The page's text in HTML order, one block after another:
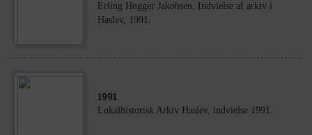
Erling Hugger Jakobsen. Indvielse af arkiv i
Haslev, 1991.
1991
Lokalhistorisk Arkiv Haslev, indvielse 1991.